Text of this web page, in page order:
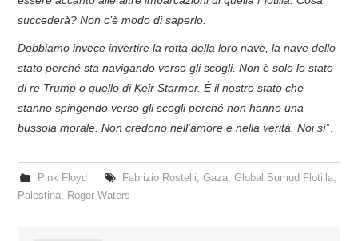
succederà? Non c’è modo di saperlo.
Dobbiamo invece invertire la rotta della loro nave, la nave dello
stato perché sta navigando verso gli scogli. Non è solo lo stato
di re Trump o quello di Keir Starmer. È il nostro stato che
stanno spingendo verso gli scogli perché non hanno una
bussola morale. Non credono nell’amore e nella verità. Noi sì”.
Pink Floyd Fabrizio Rostelli, Gaza, Global Sumud Flotilla,
Palestina, Roger Waters